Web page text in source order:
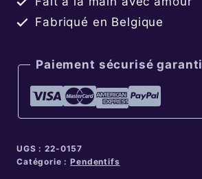
Fabriqué en Belgique
Paiement sécurisé garanti
UGS :22-0157
Catégorie :Pendentifs